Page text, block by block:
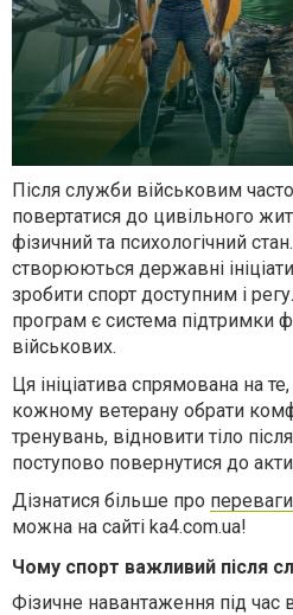
Після служби військовим
повертатися до цивільного
фізичний та психологічний
створюються державні
зробити спорт доступним і
програм є система підтримки
військових.
Ця ініціатива спрямована на
кожному ветерану обрати
тренувань, відновити тіло
поступово повернутися до
Дізнатися більше про
можна на сайті ka4.com.ua!
Чому спорт важливий після
Фізичне навантаження під час